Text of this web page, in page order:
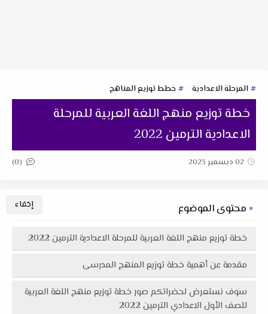
المرحلة الاعدادية خطط توزيع المناهج
خطة توزيع منهج اللغة العربية للمرحلة
الاعدادية الترمين 2022
02 ديسمبر 2023 (0)
محتوى الموضوع
خطة توزيع منهج اللغة العربية للمرحلة الاعدادية الترمين 2022
مقدمة عن أهمية خطة توزيع المنهج المدرسى
سوف نستعرض لحضراتكم صور خطة توزيع منهج اللغة العربية
للصف الأول الاعدادي الترمين 2022